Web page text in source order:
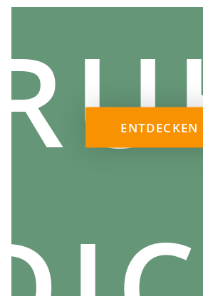
ENTDECKEN
geistige und spirituelle
Befreiung von emotionalen
gleichzeitig einen harmonischen